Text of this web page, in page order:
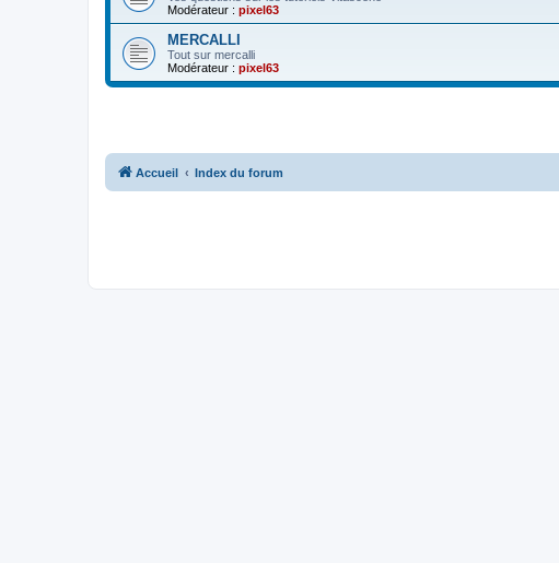
Modérateur : pixel63
MERCALLI
Tout sur mercalli
Modérateur : pixel63
Accueil Index du forum